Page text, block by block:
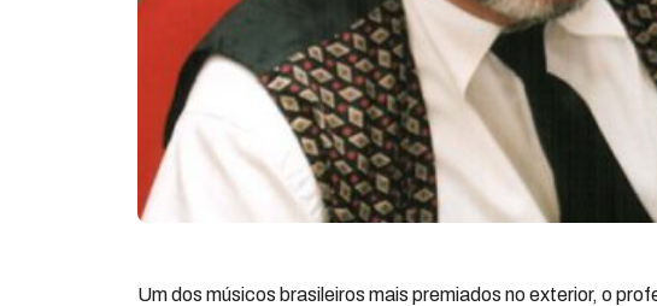
Um dos músicos brasileiros mais premiados no exterior, o